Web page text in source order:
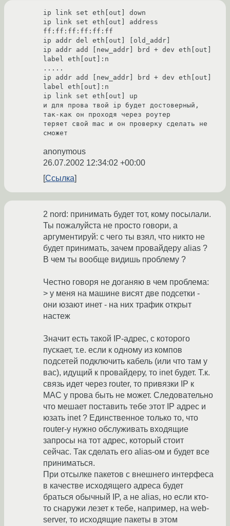
ip link set eth[out] down
ip link set eth[out] address
ff:ff:ff:ff:ff:ff
ip addr del eth[out] [old_addr]
ip addr add [new_addr] brd + dev eth[out]
label eth[out]:n
.....
ip addr add [new_addr] brd + dev eth[out]
label eth[out]:n
ip link set eth[out] up
и для прова твой ip будет достоверный,
так-как он проходя через роутер
теряет свой mac и он проверку сделать не
anonymous
26.07.2002 12:34:02 +00:00
Ссылка
2 nord: принимать будет тот, кому посылали.
Ты пожалуйста не просто говори, а
аргументируй: с чего ты взял, что никто не
будет принимать, зачем провайдеру alias ?
В чем ты вообще видишь проблему ?
Честно говоря не доганяю в чем проблема:
> у меня на машине висят две подсетки -
они юзают инет - на них трафик открыт
настеж
Значит есть такой IP-адрес, с которого
пускает, т.е. если к одному из компов
подсетей подключить кабель (или что там у
вас), идущий к провайдеру, то inet будет. Т.к.
связь идет через router, то привязки IP к
MAC у прова быть не может. Следовательно
что мешает поставить тебе этот IP адрес и
юзать inet ? Единственное только то, что
router-у нужно обслуживать входящие
запросы на тот адрес, который стоит
сейчас. Так сделать его alias-ом и будет все
приниматься.
При отсылке пакетов с внешнего интерфеса
в качестве исходящего адреса будет
браться обычный IP, а не alias, но если кто-
то снаружи лезет к тебе, например, на web-
server, то исходящие пакеты в этом